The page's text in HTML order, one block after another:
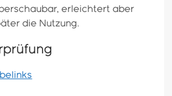
erleichtert aber
die Nutzung.